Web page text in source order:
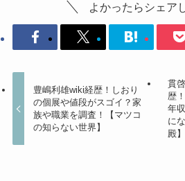
よかったらシェア
豊嶋利雄wiki経歴！しおり
の個展や値段がスゴイ？家
族や職業を調査！【マツコ
の知らない世界】
貫
歴
年
に
殿】